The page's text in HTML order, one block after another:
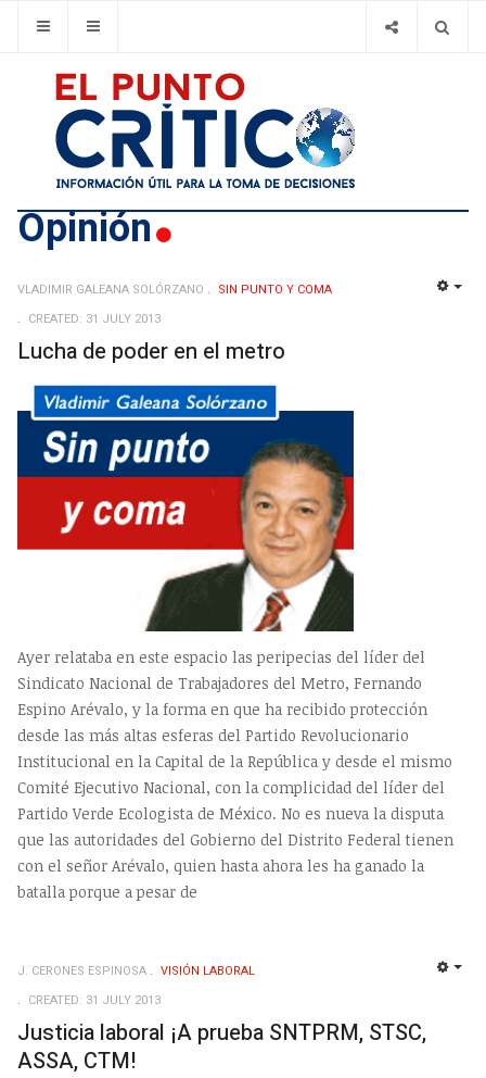
Opinión
VLADIMIR GALEANA SOLÓRZANO
SIN PUNTO Y COMA
CREATED: 31 JULY 2013
Lucha de poder en el metro
Ayer relataba en este espacio las peripecias del líder del
Sindicato Nacional de Trabajadores del Metro, Fernando
Espino Arévalo, y la forma en que ha recibido protección
desde las más altas esferas del Partido Revolucionario
Institucional en la Capital de la República y desde el mismo
Comité Ejecutivo Nacional, con la complicidad del líder del
Partido Verde Ecologista de México. No es nueva la disputa
que las autoridades del Gobierno del Distrito Federal tienen
con el señor Arévalo, quien hasta ahora les ha ganado la
batalla porque a pesar de
J. CERONES ESPINOSA
VISIÓN LABORAL
CREATED: 31 JULY 2013
Justicia laboral ¡A prueba SNTPRM, STSC,
ASSA, CTM!